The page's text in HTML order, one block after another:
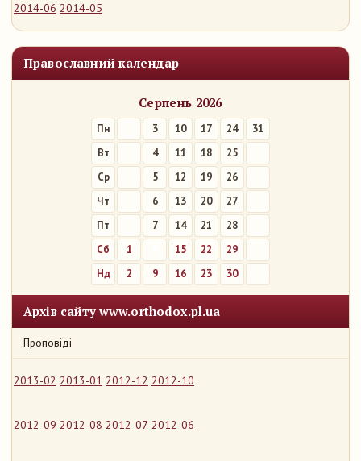
2014-06 2014-05
Православний календар
Серпень 2026
Пн 3 10 17 24
31
Вт
4 11 18
25
Ср
5 12 19
26
Чт
6 13 20
27
Пт
7 14 21
28
Сб
1 15 22
29
Нд
2 9 16 23 30
Архів сайту www.orthodox.pl.ua
Проповіді
2013-02 2013-01 2012-12 2012-10
2012-09 2012-08 2012-07 2012-06